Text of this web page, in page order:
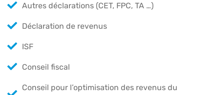
Autres déclarations (CET, FPC, TA …)
Déclaration de revenus
ISF
Conseil fiscal
Conseil pour l’optimisation des revenus du